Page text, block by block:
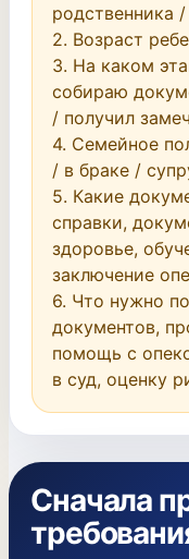
родственника
2. Возраст
3. На каком
собираю
/ получил
4. Семейное
/ в браке /
5. Какие
справки,
здоровье,
заключение
6. Что нужно
документов,
помощь с
в суд, оценку
Сначала